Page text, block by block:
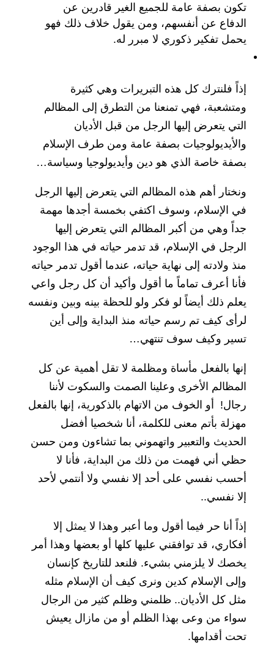
تكون بصفة عامة للجميع الغير قادرين عن
الدفاع عن أنفسهم، ومن يقول خلاف ذلك فهو
يحمل تفكير ذكوري لا مبرر له.
إذاً فلنترك كل هذه التبريرات وهي كثيرة
ومتشعبة، فهي تمنعنا من التطرق إلى المظالم
التي يتعرض إليها الرجل من قبل الأديان
والأيديولوجيات بصفة عامة ومن طرف الإسلام
بصفة خاصة الذي هو دين وأيديولوجيا وسياسة…
ونختار أهم هذه المظالم التي يتعرض إليها الرجل
في الإسلام، وسوف اكتفي بخمسة أجدها مهمة
جداً وهي من أكبر المظالم التي يتعرض إليها
الرجل في الإسلام، قد تدمر حياته في هذا الوجود
منذ ولادته إلى نهاية حياته، عندما أقول تدمر حياته
فأنا أعرف تماماً ما أقول وأكيد أن كل رجل واعي
يعلم ذلك أيضاً لو فكر ولو للحظة بينه وبين ونفسه
لرأى كيف تم رسم حياته منذ البداية وإلى أين
تسير وكيف سوف تنتهي…
إنها بالفعل مأساة ومظلمة لا تقل أهمية عن كل
المظالم الأخرى وعلينا الصمت والسكوت لأننا
رجال! أو الخوف من الاتهام بالذكورية، إنها بالفعل
مهزلة بأتم معنى للكلمة، أنا شخصيا أفضل
الحديث والتعبير واتهموني بما تشاءون ومن حسن
حظي أني فهمت من ذلك من البداية، فأنا لا
أحسب نفسي على أحد إلا نفسي ولا أنتمي لأحد
إلا نفسي..
إذاً أنا حر فيما أقول وما أعبر وهذا لا يمثل إلا
أفكاري، قد توافقني عليها كلها أو بعضها وهذا أمر
يخصك لا يلزمني بشيء. فلنعد للتاريخ كإنسان
وإلى الإسلام كدين ونرى كيف أن الإسلام مثله
مثل كل الأديان.. ظلمني وظلم كثير من الرجال
سواء من وعى بهذا الظلم أو من مازال يعيش
تحت أقدامها.